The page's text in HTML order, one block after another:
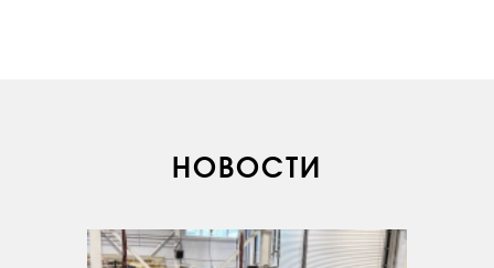
ДОКУМЕНТЫ
ВНУТРЕННИЕ
НОВОСТИ